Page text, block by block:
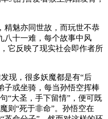
精魅亦同世故，而玩世不恭
八十一难，每个故事中风
它反映了现实社会即作者所
现，很多妖魔都是有“后
子或坐骑，每当孙悟空挥棒
“大圣，手下留情”，便可既
则“死于非命”。孙悟空在